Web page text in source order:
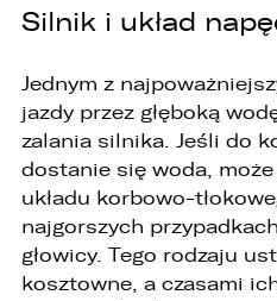
Silnik i układ
Jednym z
jazdy przez głęboką
zalania silnika. Jeśli do
dostanie się woda,
układu korbowo-
najgorszych
głowicy. Tego rodzaju
kosztowne, a czasami